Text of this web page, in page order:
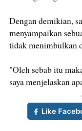
Dengan demikian,
menyampaikan
tidak menimbulkan
"Oleh sebab itu
saya menjelaskan
Like